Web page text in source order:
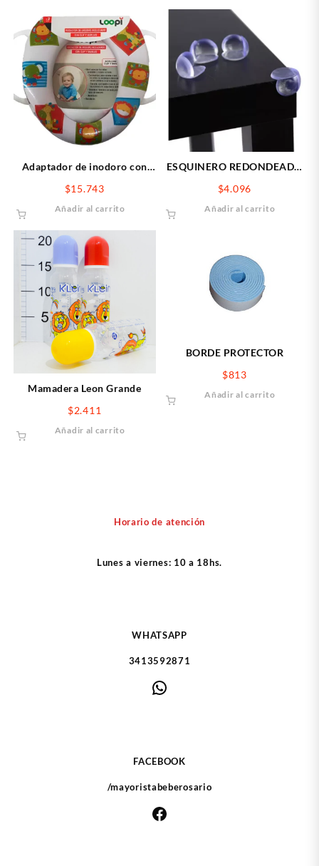
Adaptador de inodoro con
$15.743
Añadir al carrito
ESQUINERO REDONDEADO
$4.096
Añadir al carrito
Mamadera Leon Grande
$2.411
Añadir al carrito
BORDE PROTECTOR
$813
Añadir al carrito
Horario de atención
Lunes a viernes: 10 a 18hs.
WHATSAPP
3413592871
WhatsApp
FACEBOOK
/mayoristabeberosario
Facebook